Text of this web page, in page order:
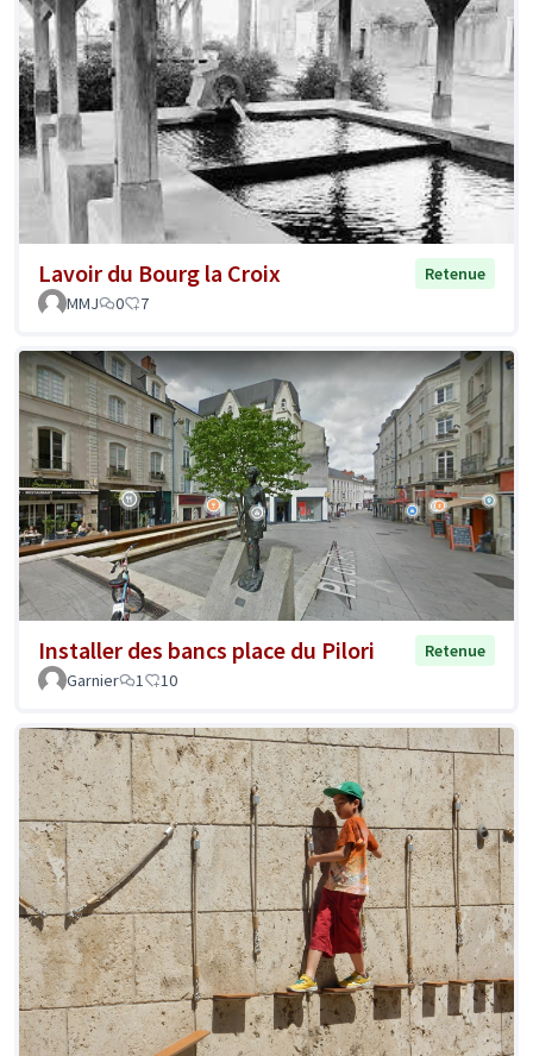
Lavoir du Bourg la Croix
Retenue
MMJ
0 7
Installer des bancs place du Pilori
Retenue
Garnier
1 10